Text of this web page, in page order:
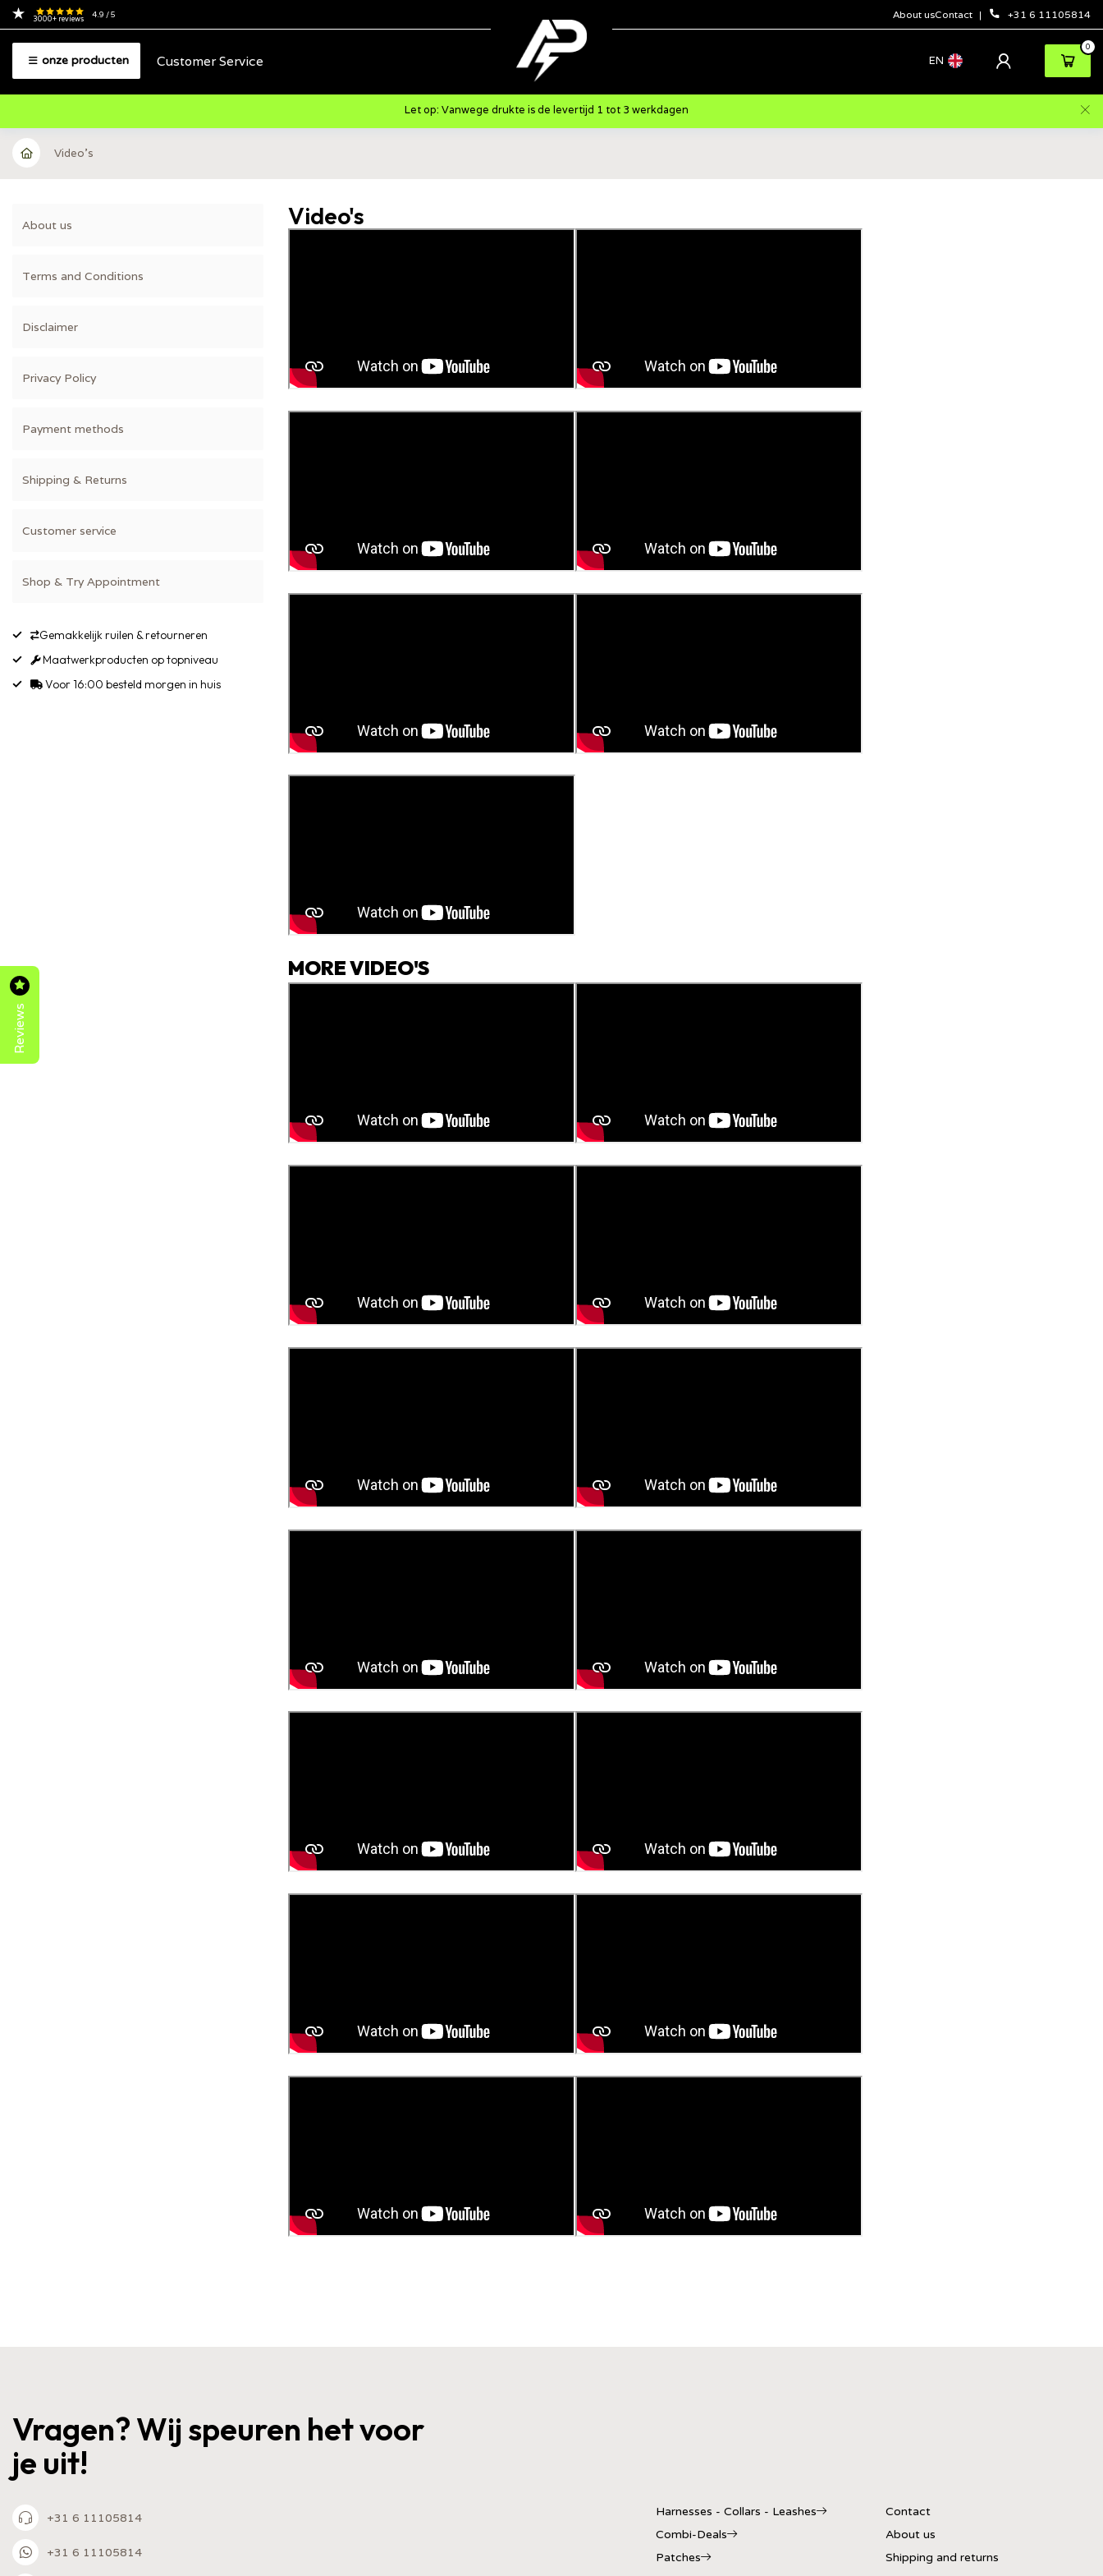
3000+reviews 4.9 / 5 About usContact +31 6 11105814
onze producten Customer Service EN
0
Let op: Vanwege drukte is de levertijd 1 tot 3 werkdagen
Video's
About us
Terms and Conditions
Disclaimer
Privacy Policy
Payment methods
Shipping & Returns
Customer service
Shop & Try Appointment
Gemakkelijk ruilen & retourneren
Maatwerkproducten op topniveau
Voor 16:00 besteld morgen in huis
Video's
MORE VIDEO'S
Vragen? Wij speuren het voor
je uit!
+31 6 11105814
+31 6 11105814
Harnesses - Collars - Leashes
Combi-Deals
Patches
Contact
About us
Shipping and returns
Reviews